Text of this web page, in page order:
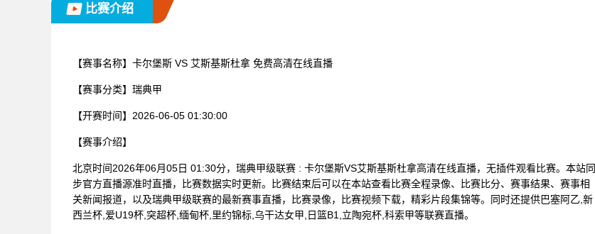
比赛介绍
【赛事名称】 卡尔堡斯 VS 艾斯基斯杜拿 免费高清在线直播
【赛事分类】 瑞典甲
【开赛时间】 2026-06-05 01:30:00
【赛事介绍】
北京时间2026年06月05日 01:30分，瑞典甲级联赛 : 卡尔堡斯VS艾斯基斯杜拿高清在线直播，无插件观看比赛。本站同
步官方直播源准时直播，比赛数据实时更新。比赛结束后可以在本站查看比赛全程录像、比赛比分、赛事结果、赛事相
关新闻报道，以及瑞典甲级联赛的最新赛事直播，比赛录像，比赛视频下载，精彩片段集锦等。同时还提供巴塞阿乙,新
西兰杯,爱U19杯,突超杯,缅甸杯,里约锦标,乌干达女甲,日篮B1,立陶宛杯,科索甲等联赛直播。